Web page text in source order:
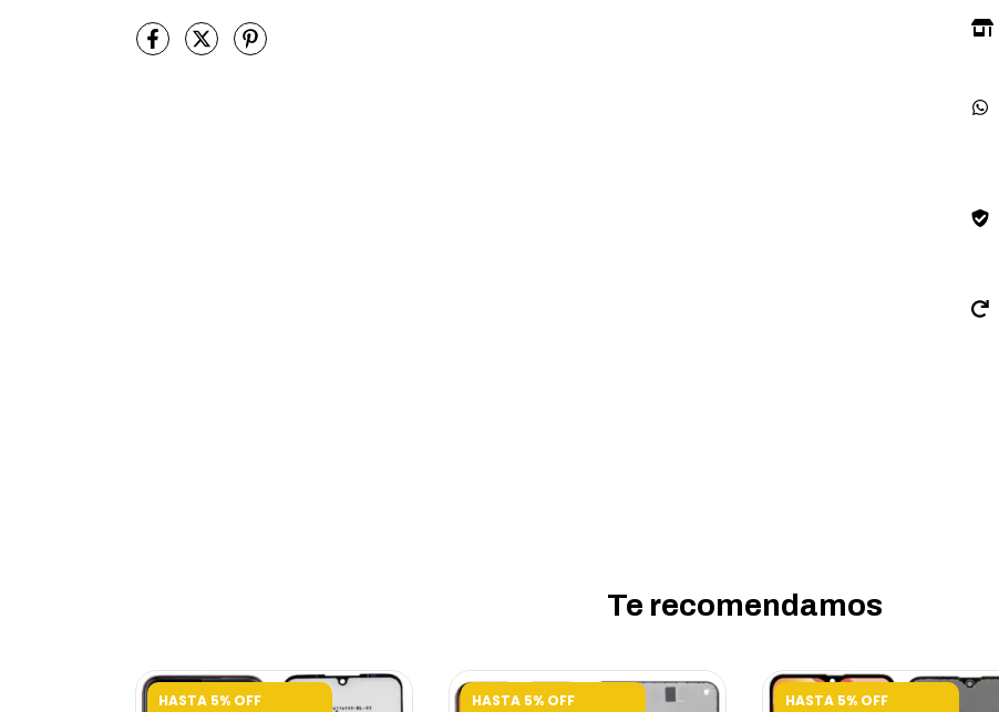
Te recomendamos
HASTA 5% OFF HASTA 5% OFF HASTA 5% OFF